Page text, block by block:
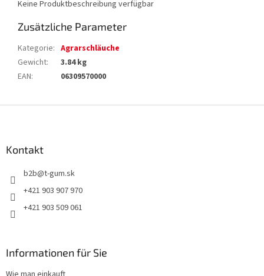
Keine Produktbeschreibung verfügbar
Zusätzliche Parameter
Kategorie: Agrarschläuche
Gewicht:
3.84 kg
EAN: 06309570000
Kontakt
b2b@t-gum.sk
+421 903 907 970
+421 903 509 061
Informationen für Sie